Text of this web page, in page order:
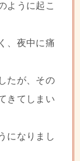
ように起こ
、夜中に痛
たが、その
きてしまい
になりまし